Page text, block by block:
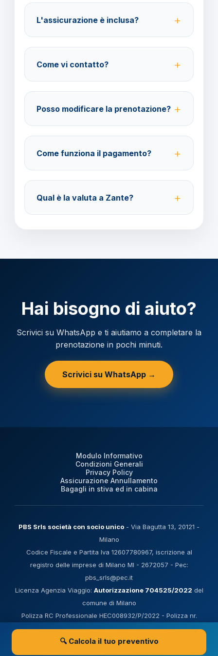
per la destinazione scelta.
L'assicurazione è inclusa?
consigliate per coprire spese mediche e
cancellazione viaggio.
Come vi contatto?
amministrazione@barbaviaggi.it, o tramite il sito
barbaviaggi.it.
Posso modificare la prenotazione?
prima della partenza con un costo di 70 euro a
modifica.
Come funziona il pagamento?
Acconto del 40% alla prenotazione, saldo 30 giorni
prima della partenza.
Qual è la valuta a Zante?
Hai bisogno di aiuto?
Scrivici su WhatsApp e ti aiutiamo a completare la
prenotazione in pochi minuti.
Scrivici su WhatsApp →
Modulo Informativo
Condizioni Generali
Privacy Policy
Assicurazione Annullamento
Bagagli in stiva ed in cabina
PBS Srls società con socio unico - Via Bagutta 13, 20121 -
Milano
Codice Fiscale e Partita Iva 12607780967, iscrizione al
registro delle imprese di Milano MI - 2672057 - Pec:
pbs_srls@pec.it
Licenza Agenzia Viaggio: Autorizzazione 704525/2022 del
comune di Milano
Polizza RC Professionale HEC008932/P/2022 - Polizza nr.
202933048 Filo diretto Protection in sostituzione del Fondo di
Garanzia
🔍 Calcola il tuo preventivo